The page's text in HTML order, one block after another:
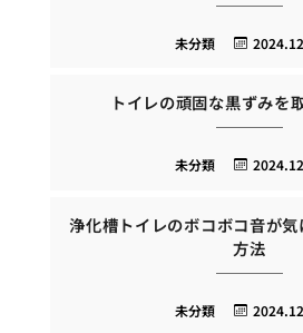
未分類
トイレの頑固な黒ずみを
未分類
浄化槽トイレのボコボコ音が
方法
未分類